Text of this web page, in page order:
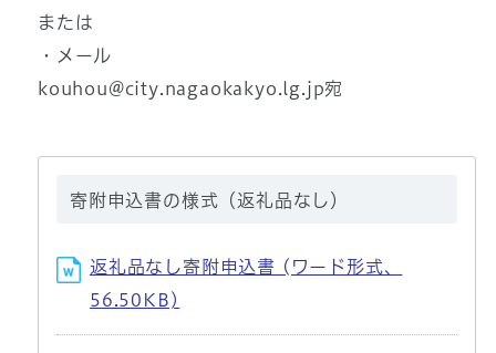
または
・メール
kouhou@city.nagaokakyo.lg.jp宛
寄附申込書の様式（返礼品なし）
返礼品なし寄附申込書 (ワード形式、
56.50KB)